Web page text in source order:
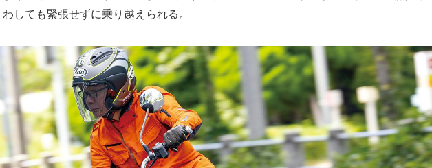
しても緊張せずに乗り越えられる。